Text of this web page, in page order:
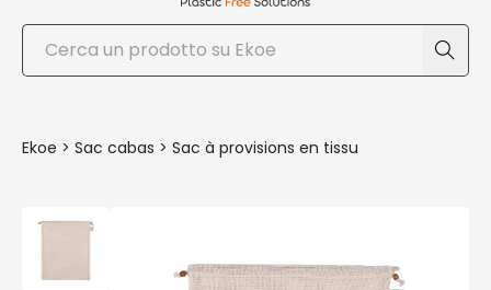
Rechercher
Ekoe > Sac cabas > Sac à provisions en tissu